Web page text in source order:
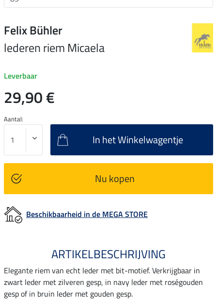
Felix Bühler
lederen riem Micaela
Leverbaar
29,90 €
Aantal:
In het Winkelwagentje
Nu kopen
Beschikbaarheid in de MEGA STORE
ARTIKELBESCHRIJVING
Elegante riem van echt leder met bit-motief. Verkrijgbaar in
zwart leder met zilveren gesp, in navy leder met roségouden
gesp of in bruin leder met gouden gesp.